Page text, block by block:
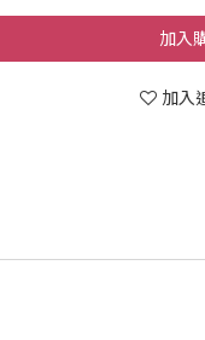
加入
加入